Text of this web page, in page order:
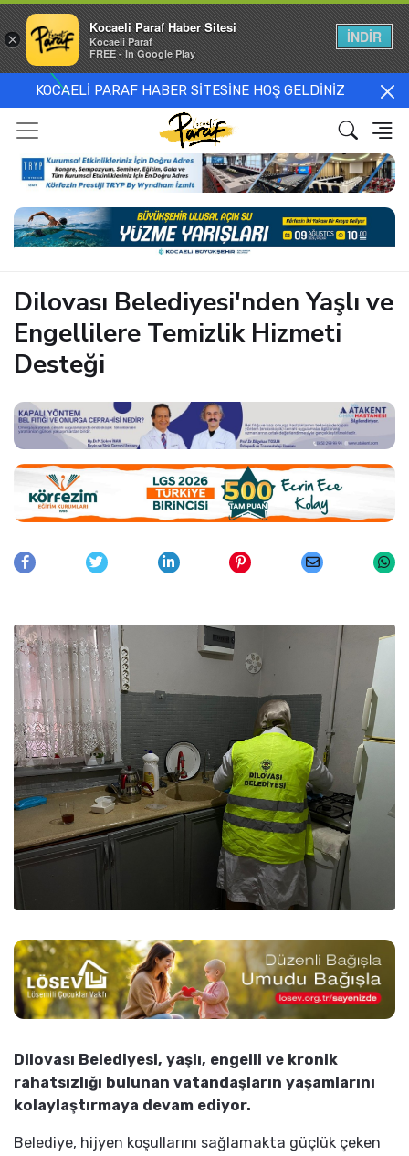
KOCAELİ PARAF HABER SİTESİNE HOŞ GELDİNİZ
Dilovası Belediyesi'nden Yaşlı ve
Engellilere Temizlik Hizmeti
Desteği
Dilovası Belediyesi, yaşlı, engelli ve kronik
rahatsızlığı bulunan vatandaşların yaşamlarını
kolaylaştırmaya devam ediyor.
Belediye, hijyen koşullarını sağlamakta güçlük çeken
×
Kocaeli Paraf Haber Sitesi
Kocaeli Paraf
FREE - In Google Play
İNDİR